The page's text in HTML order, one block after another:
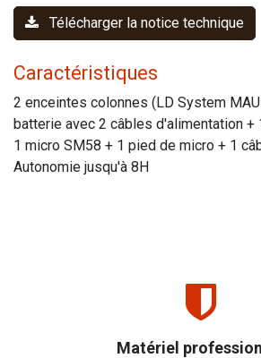
Télécharger la notice technique
Caractéristiques
2 enceintes colonnes (LD System
batterie avec 2 câbles d'alimentation +
1 micro SM58 + 1 pied de micro + 1
Autonomie jusqu'à 8H
Matériel